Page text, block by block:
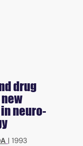
drug
neuro-
| 1993